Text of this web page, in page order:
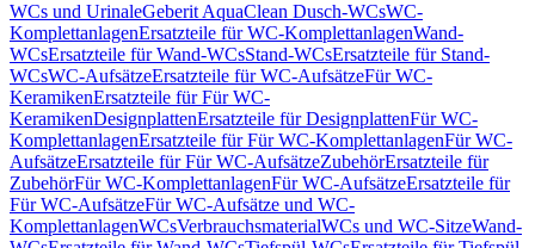
WCs und UrinaleGeberit AquaClean Dusch-WCsWC-
KomplettanlagenErsatzteile für WC-KomplettanlagenWand-
WCsErsatzteile für Wand-WCsStand-WCsErsatzteile für Stand-
WCsWC-AufsätzeErsatzteile für WC-AufsätzeFür WC-
KeramikenErsatzteile für Für WC-
KeramikenDesignplattenErsatzteile für DesignplattenFür WC-
KomplettanlagenErsatzteile für Für WC-KomplettanlagenFür WC-
AufsätzeErsatzteile für Für WC-AufsätzeZubehörErsatzteile für
ZubehörFür WC-KomplettanlagenFür WC-AufsätzeErsatzteile für
Für WC-AufsätzeFür WC-Aufsätze und WC-
KomplettanlagenWCsVerbrauchsmaterialWCs und WC-SitzeWand-